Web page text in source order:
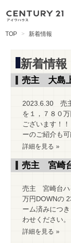
TOP 新着情報
新着情報
売主 大島
2023.6.30 売
を１，７８０
ございます！
ーのご紹介も
詳細を見る »
売主 宮崎
売主 宮崎台ハ
万円DOWNの
ーム済みにつ
わせください
詳細を見る »